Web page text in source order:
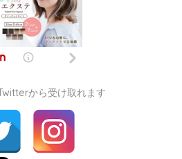
から受け取れます